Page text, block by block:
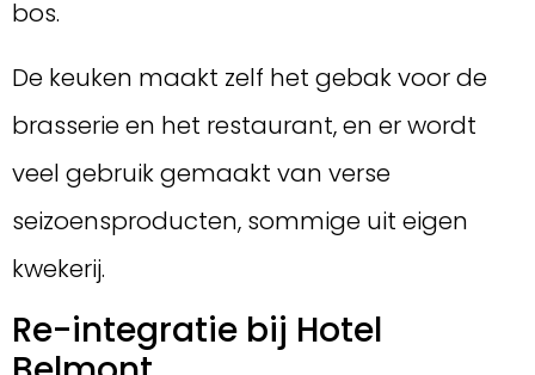
bos.
De keuken maakt zelf het gebak voor de
brasserie en het restaurant, en er wordt
veel gebruik gemaakt van verse
seizoensproducten, sommige uit eigen
kwekerij.
Re-integratie bij Hotel